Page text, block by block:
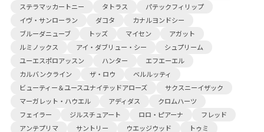
ステラマッカートニー
タトラス
パテックフィリップ
イヴ・サンローラン
ダコタ
カナルヨンドシー
ブルーダニューブ
トッズ マイセン
アガット
ルミノックス
アイ・ダブリュー・シー
シュプリーム
ユーエスポロアッスン
ハンター
エフエーエル
カルバンクライン
ザ・ロウ
ベルルッティ
ビューティー＆ユースユナイテッドアローズ
サクスニーイザック
マーガレット・ハウエル
アディダス
クロムハーツ
フェイラー
ジルスチュアート ロロ・ピアーナ
フレッド
アンテプリマ
サントリー ウエッジウッド トゥミ